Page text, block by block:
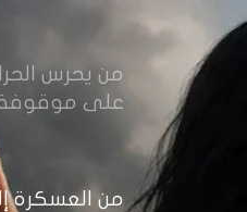
من يحرس
على
النهضة تضع
أمام اختبار
الثقة
من العسكرة